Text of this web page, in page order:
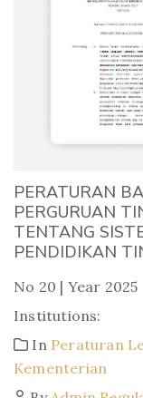
PERATURAN
PERGURUAN
TENTANG
PENDIDIKAN
No 20 | Year 2025
Institutions:
In Peraturan
Kementerian